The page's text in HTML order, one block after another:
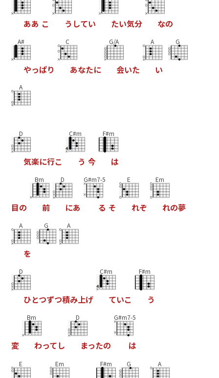
ああ こ う してい たい気分 なの
A#
やっぱり
C
あなたに
G/A
会いた
A
い
G
A
D
気楽に行こ
C#m
う 今
F#m
は
目の
Bm
前
D
にあ
G#m7-5
る そ
E
れぞ
Em
れの夢
A
を
G A
D
ひとつずつ積み上げ
C#m
ていこ
F#m
う
変
Bm
わってし
D
まったの
G#m7-5
は
E Em F#m G A